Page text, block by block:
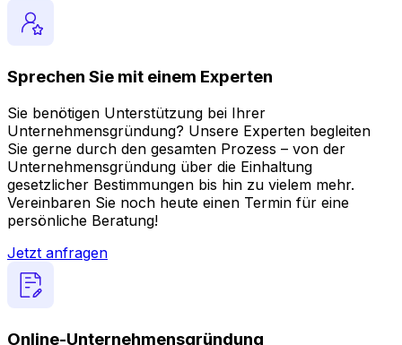
Sprechen Sie mit einem Experten
Sie benötigen Unterstützung bei Ihrer
Unternehmensgründung? Unsere Experten begleiten
Sie gerne durch den gesamten Prozess – von der
Unternehmensgründung über die Einhaltung
gesetzlicher Bestimmungen bis hin zu vielem mehr.
Vereinbaren Sie noch heute einen Termin für eine
persönliche Beratung!
Jetzt anfragen
Online-Unternehmensgründung